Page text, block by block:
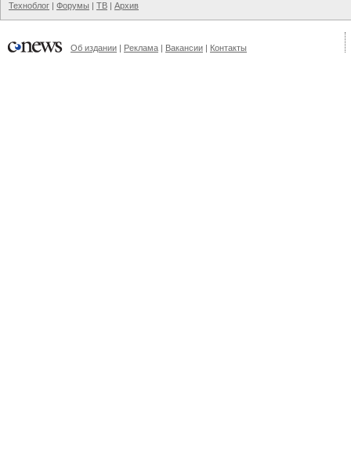
Техноблог | Форумы | ТВ | Архив
Об издании | Реклама | Вакансии | Контакты